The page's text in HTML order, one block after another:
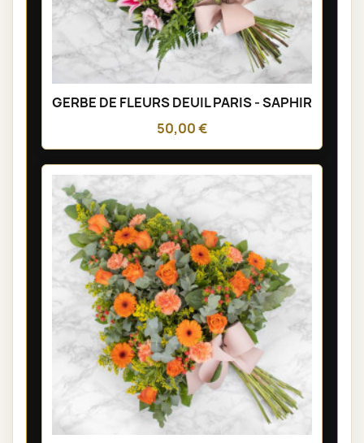
GERBE DE FLEURS DEUIL PARIS - SAPHIR
50,00 €